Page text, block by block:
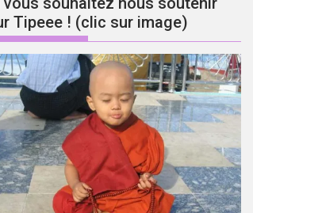
Tipeee ! (clic sur image)